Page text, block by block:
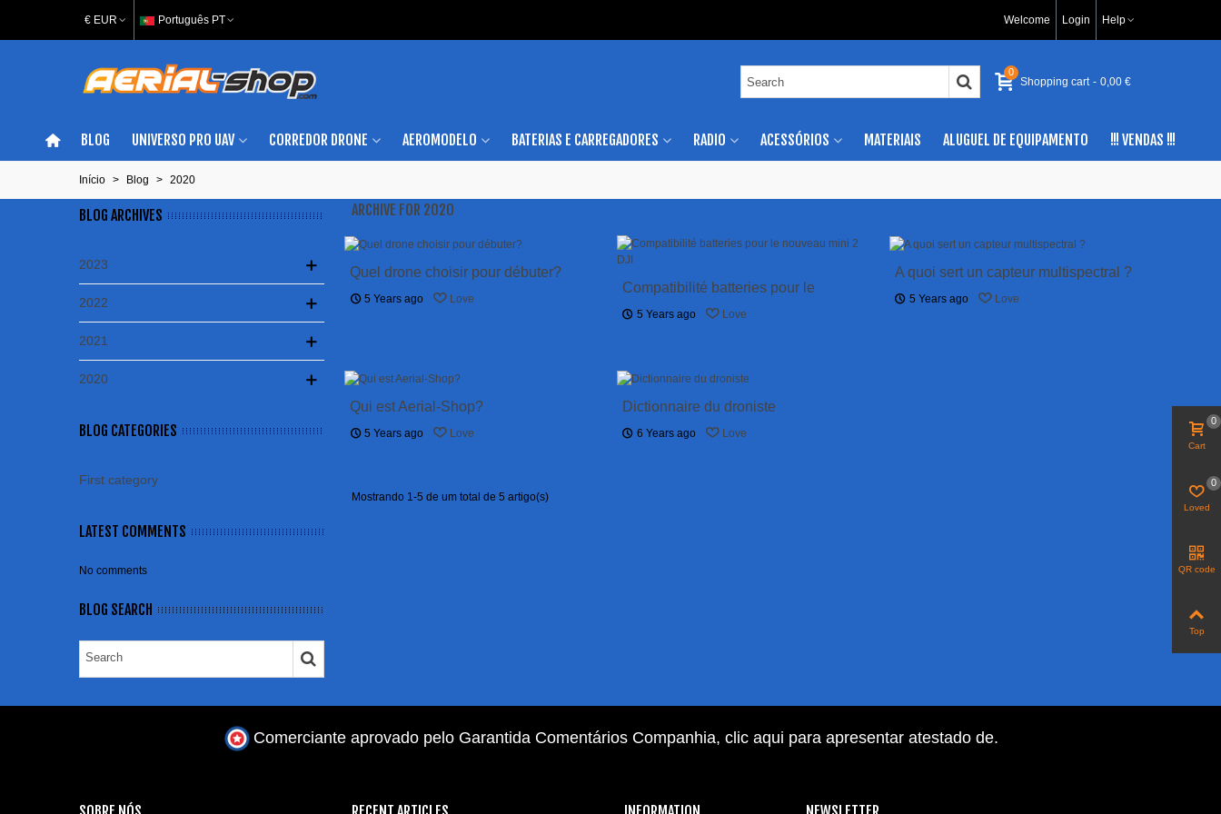
€ EUR Português PT Welcome Login Help
0
Shopping cart - 0,00 €
BLOG UNIVERSO PRO UAV CORREDOR DRONE AEROMODELO BATERIAS E CARREGADORES RADIO ACESSÓRIOS MATERIAIS ALUGUEL DE EQUIPAMENTO !!! VENDAS !!!
Início > Blog > 2020
BLOG ARCHIVES
2023
2022
2021
2020
BLOG CATEGORIES
First category
LATEST COMMENTS
No comments
BLOG SEARCH
ARCHIVE FOR 2020
Quel drone choisir pour débuter?
5 Years ago Love
Compatibilité batteries pour le
nouveau mini 2 DJI
5 Years ago Love
A quoi sert un capteur multispectral ?
5 Years ago Love
Qui est Aerial-Shop?
5 Years ago Love
Dictionnaire du droniste
6 Years ago Love
Mostrando 1-5 de um total de 5 artigo(s)
Comerciante aprovado pelo Garantida Comentários Companhia, clic aqui para apresentar atestado de.
Cart
0
Loved
0
QR code
Top